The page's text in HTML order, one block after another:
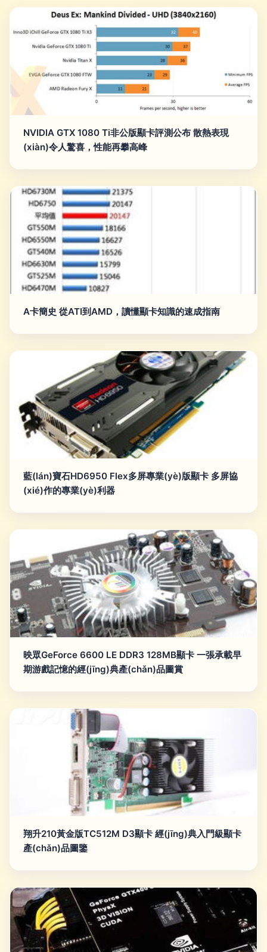
NVIDIA GTX 1080 Ti非公版顯卡評測公布 散熱表現
(xiàn)令人驚喜，性能再攀高峰
A卡簡史 從ATI到AMD，讀懂顯卡知識的速成指南
藍(lán)寶石HD6950 Flex多屏專業(yè)版顯卡 多屏協
(xié)作的專業(yè)利器
映眾GeForce 6600 LE DDR3 128MB顯卡 一張承載早
期游戲記憶的經(jīng)典產(chǎn)品圖賞
翔升210黃金版TC512M D3顯卡 經(jīng)典入門級顯卡
產(chǎn)品圖鑒